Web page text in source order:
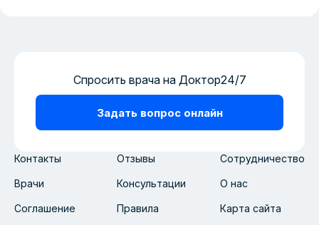
Контакты Отзывы Сотрудничество
Врачи Консультации О нас
Соглашение Правила Карта сайта
Спросить врача на Доктор24/7
Задать вопрос онлайн